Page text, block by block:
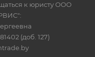
к юристу ООО
(доб. 127)